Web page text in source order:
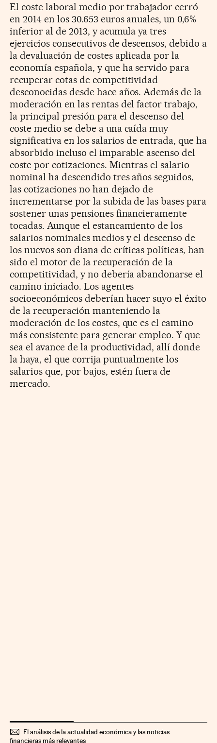
El coste laboral medio por trabajador cerró
en 2014 en los 30.653 euros anuales, un 0,6%
inferior al de 2013, y acumula ya tres
ejercicios consecutivos de descensos, debido a
la devaluación de costes aplicada por la
economía española, y que ha servido para
recuperar cotas de competitividad
desconocidas desde hace años. Además de la
moderación en las rentas del factor trabajo,
la principal presión para el descenso del
coste medio se debe a una caída muy
significativa en los salarios de entrada, que ha
absorbido incluso el imparable ascenso del
coste por cotizaciones. Mientras el salario
nominal ha descendido tres años seguidos,
las cotizaciones no han dejado de
incrementarse por la subida de las bases para
sostener unas pensiones financieramente
tocadas. Aunque el estancamiento de los
salarios nominales medios y el descenso de
los nuevos son diana de críticas políticas, han
sido el motor de la recuperación de la
competitividad, y no debería abandonarse el
camino iniciado. Los agentes
socioeconómicos deberían hacer suyo el éxito
de la recuperación manteniendo la
moderación de los costes, que es el camino
más consistente para generar empleo. Y que
sea el avance de la productividad, allí donde
la haya, el que corrija puntualmente los
salarios que, por bajos, estén fuera de
mercado.
El análisis de la actualidad económica y las noticias
financieras más relevantes